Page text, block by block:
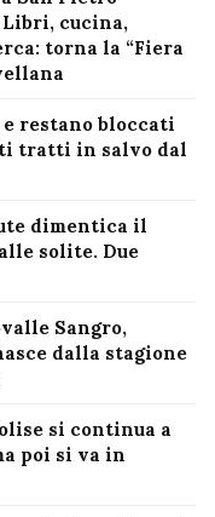
Libri, cucina,
torna la “Fiera
restano bloccati
tratti in salvo dal
dimentica il
solite. Due
Sangro,
dalla stagione
si continua a
poi si va in